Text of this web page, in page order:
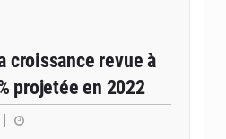
croissance revue à
projetée en 2022